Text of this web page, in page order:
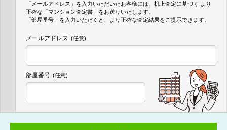
「メールアドレス」を入力いただいたお客様には、机上査定に基づく
より
正確な 「マンション査定書」 をお送りいたします。
「部屋番号」を入力いただくと、より正確な査定結果をご提示できます。
メールアドレス (任意)
部屋番号 (任意)